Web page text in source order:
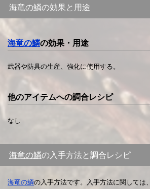
海竜の鱗の効果と用途
海竜の鱗の効果・用途
武器や防具の生産、強化に使用する。
他のアイテムへの調合レシピ
なし
海竜の鱗の入手方法と調合レシピ
海竜の鱗の入手方法です。入手方法に関しては